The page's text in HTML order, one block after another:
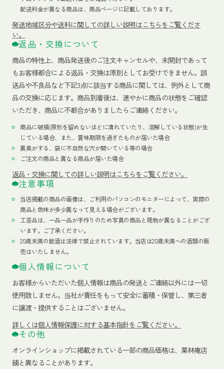
配送料金が異なる商品は、商品ページに記載しております。
発送地域区分や送料に関しての詳しい説明はこちらをご覧くださ
い。
返品・交換について
商品の特性上、商品発送後のご注文キャンセルや、未開封であって
もお客様都合による返品・交換は原則としてお受けできません。誤
送品や不良品など下記3点に該当する商品に関しては、例外として商
品の交換に応じます。商品到着後は、速やかに商品の状態をご確認
いただき、商品に不都合がありましたらご連絡ください。
商品に破損(原形を留めないほどに潰れていたり、溶解している状態)が生
じている場合、また、賞味期限を過ぎたものが届いた場合
異臭がする、袋に不自然な穴が開いている等の場合
ご注文の商品と異なる商品が届いた場合
返品・交換に関しての詳しい説明はこちらをご覧ください。
注意事項
当店掲載の商品の画像は、ご利用のパソコンのモニターによって、実際の
商品と色味が多少異なって見える場合がございます。
工芸品は、一品一品が手作りのため写真の商品と現物が異なることがござ
います。ご了承ください。
20歳未満の飲酒は法律で禁止されています。当店は20歳未満への酒類の販
売はいたしません。
個人情報について
お客様からいただいた個人情報は商品の発送とご連絡以外には一切
使用致しません。当社が責任をもって安全に蓄積・保管し、第三者
に譲渡・提供することはございません。
詳しくは個人情報保護に対する基本指針をご覧ください。
その他
オンラインショップに掲載されている一部の商品価格は、栗林庵店
舗と異なることがあります。